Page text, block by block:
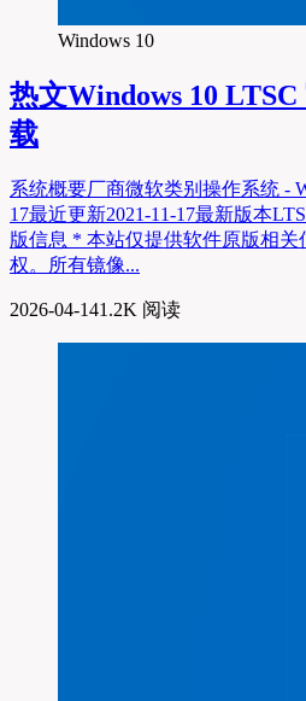
Windows 10
热文Windows 10
载
系统概要厂商微软类别操作系统 -
17最近更新2021-11-17最新版本
版信息 * 本站仅提供软件原版相
权。所有镜像...
2026-04-141.2K 阅读